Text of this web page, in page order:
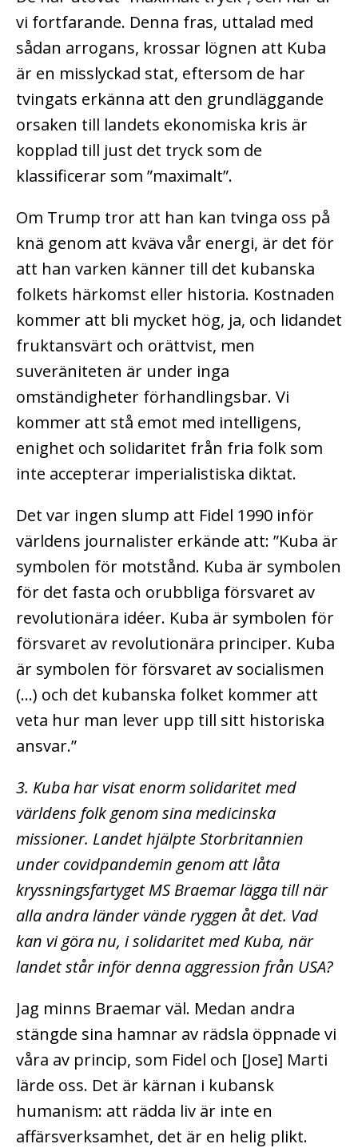
vi fortfarande. Denna fras, uttalad med
sådan arrogans, krossar lögnen att Kuba
är en misslyckad stat, eftersom de har
tvingats erkänna att den grundläggande
orsaken till landets ekonomiska kris är
kopplad till just det tryck som de
klassificerar som ”maximalt”.
Om Trump tror att han kan tvinga oss på
knä genom att kväva vår energi, är det för
att han varken känner till det kubanska
folkets härkomst eller historia. Kostnaden
kommer att bli mycket hög, ja, och lidandet
fruktansvärt och orättvist, men
suveräniteten är under inga
omständigheter förhandlingsbar. Vi
kommer att stå emot med intelligens,
enighet och solidaritet från fria folk som
inte accepterar imperialistiska diktat.
Det var ingen slump att Fidel 1990 inför
världens journalister erkände att: ”Kuba är
symbolen för motstånd. Kuba är symbolen
för det fasta och orubbliga försvaret av
revolutionära idéer. Kuba är symbolen för
försvaret av revolutionära principer. Kuba
är symbolen för försvaret av socialismen
(…) och det kubanska folket kommer att
veta hur man lever upp till sitt historiska
ansvar.”
3. Kuba har visat enorm solidaritet med
världens folk genom sina medicinska
missioner. Landet hjälpte Storbritannien
under covidpandemin genom att låta
kryssningsfartyget MS Braemar lägga till när
alla andra länder vände ryggen åt det. Vad
kan vi göra nu, i solidaritet med Kuba, när
landet står inför denna aggression från USA?
Jag minns Braemar väl. Medan andra
stängde sina hamnar av rädsla öppnade vi
våra av princip, som Fidel och [Jose] Marti
lärde oss. Det är kärnan i kubansk
humanism: att rädda liv är inte en
affärsverksamhet, det är en helig plikt.